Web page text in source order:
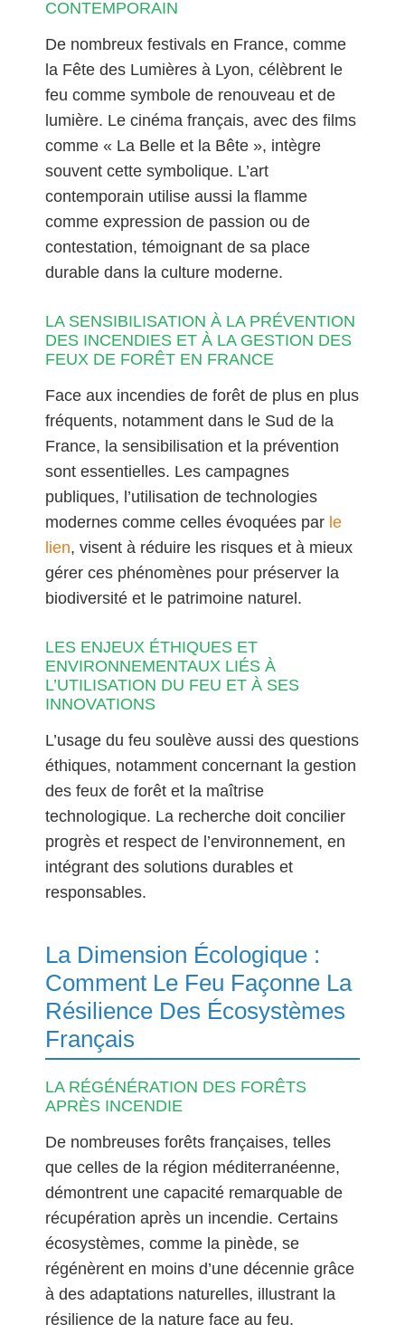
CONTEMPORAIN
De nombreux festivals en France, comme
la Fête des Lumières à Lyon, célèbrent le
feu comme symbole de renouveau et de
lumière. Le cinéma français, avec des films
comme « La Belle et la Bête », intègre
souvent cette symbolique. L’art
contemporain utilise aussi la flamme
comme expression de passion ou de
contestation, témoignant de sa place
durable dans la culture moderne.
LA SENSIBILISATION À LA PRÉVENTION
DES INCENDIES ET À LA GESTION DES
FEUX DE FORÊT EN FRANCE
Face aux incendies de forêt de plus en plus
fréquents, notamment dans le Sud de la
France, la sensibilisation et la prévention
sont essentielles. Les campagnes
publiques, l’utilisation de technologies
modernes comme celles évoquées par le
lien, visent à réduire les risques et à mieux
gérer ces phénomènes pour préserver la
biodiversité et le patrimoine naturel.
LES ENJEUX ÉTHIQUES ET
ENVIRONNEMENTAUX LIÉS À
L’UTILISATION DU FEU ET À SES
INNOVATIONS
L’usage du feu soulève aussi des questions
éthiques, notamment concernant la gestion
des feux de forêt et la maîtrise
technologique. La recherche doit concilier
progrès et respect de l’environnement, en
intégrant des solutions durables et
responsables.
La Dimension Écologique :
Comment Le Feu Façonne La
Résilience Des Écosystèmes
Français
LA RÉGÉNÉRATION DES FORÊTS
APRÈS INCENDIE
De nombreuses forêts françaises, telles
que celles de la région méditerranéenne,
démontrent une capacité remarquable de
récupération après un incendie. Certains
écosystèmes, comme la pinède, se
régénèrent en moins d’une décennie grâce
à des adaptations naturelles, illustrant la
résilience de la nature face au feu.